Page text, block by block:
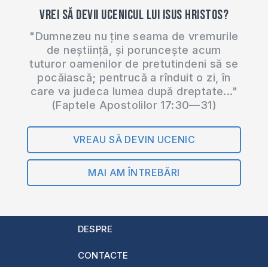
partea…Vrei să devii ucenicul lui Isus Hristos?
"Dumnezeu nu ține seama de vremurile
de neștiință, și poruncește acum
tuturor oamenilor de pretutindeni să se
pocăiască; pentrucă a rînduit o zi, în
care va judeca lumea după dreptate..."
(Faptele Apostolilor 17:30—31)
VREAU SĂ DEVIN UCENIC
MAI AM ÎNTREBĂRI
DESPRE
CONTACTE